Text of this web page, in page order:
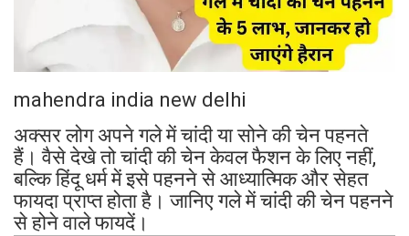
mahendra india new delhi
अक्सर लोग अपने गले में चांदी या सोने की चेन पहनते
हैं। वैसे देखे तो चांदी की चेन केवल फैशन के लिए नहीं,
बल्कि हिंदू धर्म में इसे पहनने से आध्यात्मिक और सेहत
फायदा प्राप्त होता है। जानिए गले में चांदी की चेन पहनने
से होने वाले फायदें।